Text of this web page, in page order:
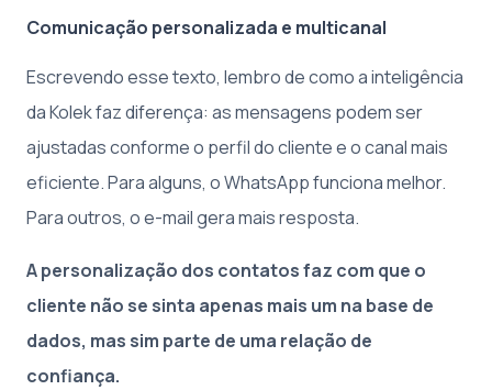
Comunicação personalizada e multicanal
Escrevendo esse texto, lembro de como a inteligência
da Kolek faz diferença: as mensagens podem ser
ajustadas conforme o perfil do cliente e o canal mais
eficiente. Para alguns, o WhatsApp funciona melhor.
Para outros, o e-mail gera mais resposta.
A personalização dos contatos faz com que o
cliente não se sinta apenas mais um na base de
dados, mas sim parte de uma relação de
confiança.